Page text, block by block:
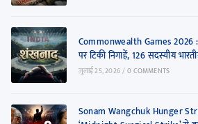
Commonwealth Games 2026 :
पर टिकी निगाहें, 126 सदस्यीय
जुलाई 25, 2026/0 COMMENTS
Sonam Wangchuk Hunger